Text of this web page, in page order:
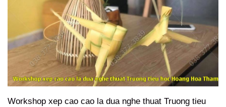
Workshop xep cao cao la dua nghe thuat Truong tieu